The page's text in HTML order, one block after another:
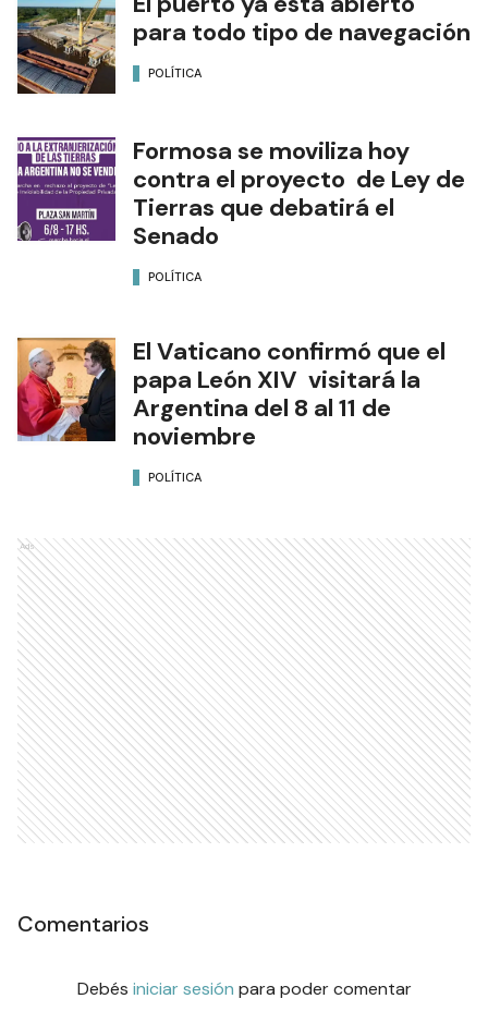
para todo tipo de navegación
POLÍTICA
Formosa se moviliza hoy
contra el proyecto de Ley de
Tierras que debatirá el
Senado
POLÍTICA
El Vaticano confirmó que el
papa León XIV visitará la
Argentina del 8 al 11 de
noviembre
POLÍTICA
Ads
Comentarios
Debés iniciar sesión para poder comentar